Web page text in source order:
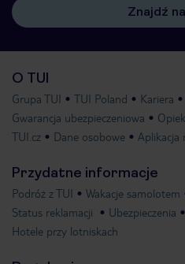
Znajdź
O TUI
Grupa TUI TUI Poland Kariera
Gwarancja ubezpieczeniowa
TUI.cz
Dane osobowe Aplikacja
Przydatne informacje
Podróż z TUI Wakacje samolotem
Status reklamacji
Ubezpieczenia
Hotele przy lotniskach